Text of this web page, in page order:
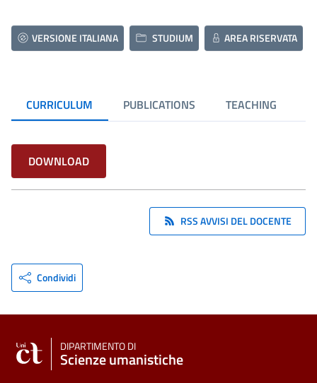
VERSIONE ITALIANA STUDIUM AREA RISERVATA
CURRICULUM PUBLICATIONS TEACHING
DOWNLOAD
RSS AVVISI DEL DOCENTE
Condividi
DIPARTIMENTO DI
Scienze umanistiche